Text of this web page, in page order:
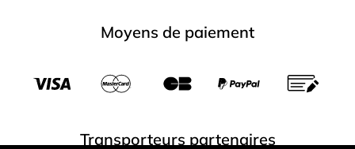
Moyens de paiement
Transporteurs partenaires